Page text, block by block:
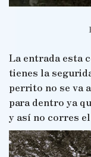
La entrada esta
tienes la
perrito no se va
para dentro ya
y así no corres